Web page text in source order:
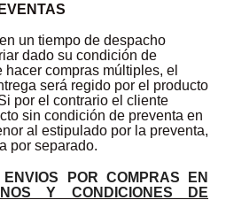
un tiempo de despacho
dado su condición de
hacer compras múltiples, el
será regido por el producto
por el contrario el cliente
sin condición de preventa en
al estipulado por la preventa,
por separado.
ENVIOS POR COMPRAS EN
Y CONDICIONES DE